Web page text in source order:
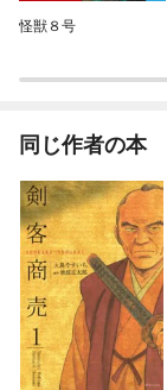
怪獣８号
同じ作者の本